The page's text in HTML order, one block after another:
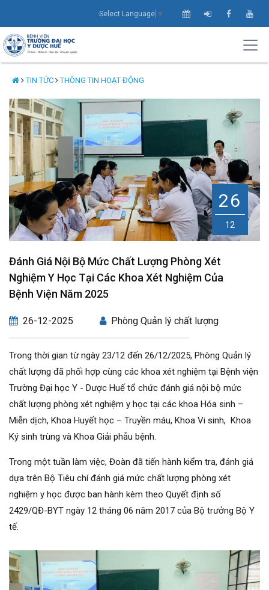
Select Language ▼
TIN TỨC THÔNG TIN HOẠT ĐỘNG
26
12
Đánh Giá Nội Bộ Mức Chất Lượng Phòng Xét
Nghiệm Y Học Tại Các Khoa Xét Nghiệm Của
Bệnh Viện Năm 2025
26-12-2025 Phòng Quản lý chất lượng
Trong thời gian từ ngày 23/12 đến 26/12/2025, Phòng Quản lý
chất lượng đã phối hợp cùng các khoa xét nghiệm tại Bệnh viện
Trường Đại học Y - Dược Huế tổ chức đánh giá nội bộ mức
chất lượng phòng xét nghiệm y học tại các khoa Hóa sinh –
Miễn dịch, Khoa Huyết học – Truyền máu, Khoa Vi sinh, Khoa
Ký sinh trùng và Khoa Giải phẫu bệnh.
Trong một tuần làm việc, Đoàn đã tiến hành kiểm tra, đánh giá
dựa trên Bộ Tiêu chí đánh giá mức chất lượng phòng xét
nghiệm y học được ban hành kèm theo Quyết định số
2429/QĐ-BYT ngày 12 tháng 06 năm 2017 của Bộ trưởng Bộ Y
tế.